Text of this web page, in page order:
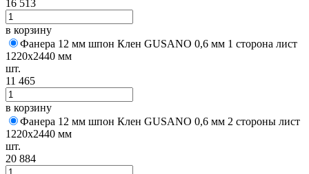
16 513
в корзину
Фанера 12 мм шпон Клен GUSANO 0,6 мм 1 сторона лист
1220х2440 мм
шт.
11 465
в корзину
Фанера 12 мм шпон Клен GUSANO 0,6 мм 2 стороны лист
1220х2440 мм
шт.
20 884